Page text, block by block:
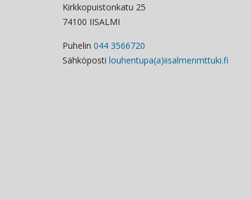
Kirkkopuistonkatu 25
74100 IISALMI
Puhelin 044 3566720
Sähköposti louhentupa(a)iisalmenmttuki.fi